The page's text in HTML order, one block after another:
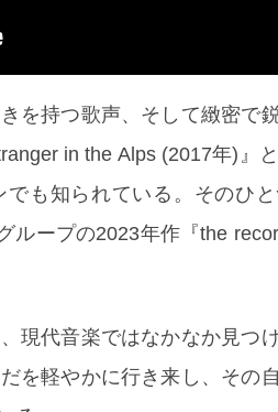
を持つ歌声、そして緻密で
in the Alps (2017年)』
も知られている。そのひ
ループの2023年作『the
現代音楽ではなかなか見つ
を軽やかに行き来し、その